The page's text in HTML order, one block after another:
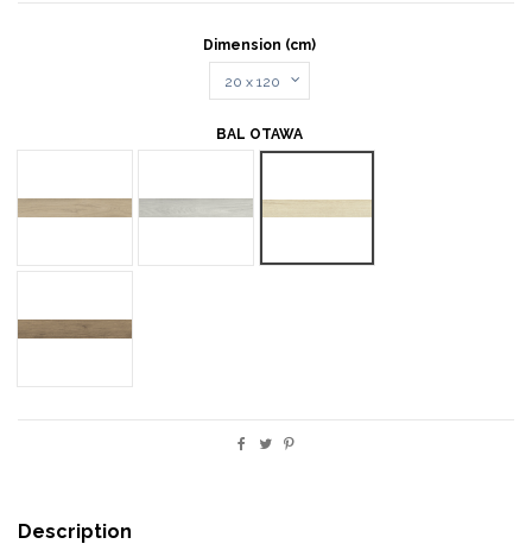
Dimension (cm)
BAL OTAWA
Description